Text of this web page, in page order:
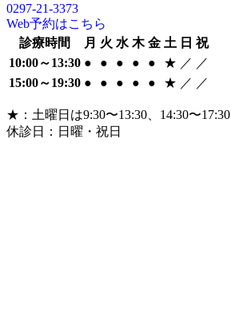
0297-21-3373
Web予約はこちら
診療時間
月 火 水 木 金 土 日 祝
10:00～13:30 ● ● ● ● ● ★ ／ ／
15:00～19:30 ● ● ● ● ● ★ ／ ／
★：土曜日は9:30〜13:30、14:30〜17:30
休診日：日曜・祝日